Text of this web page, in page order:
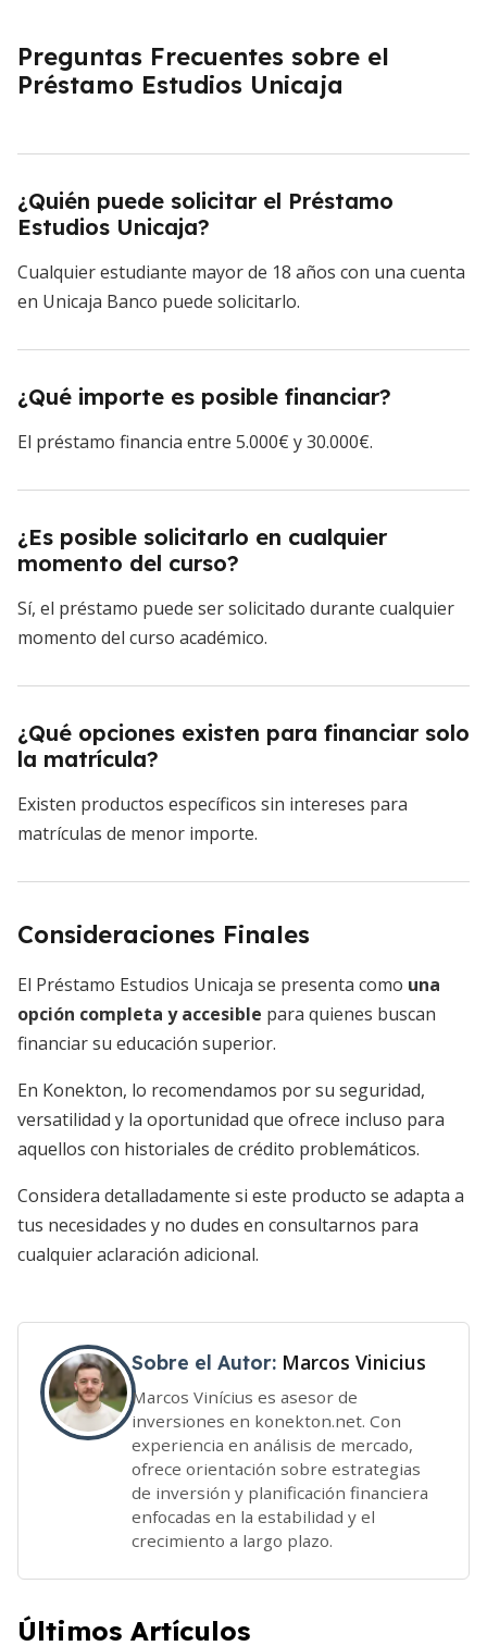
Preguntas Frecuentes sobre el
Préstamo Estudios Unicaja
¿Quién puede solicitar el Préstamo
Estudios Unicaja?
Cualquier estudiante mayor de 18 años con una cuenta
en Unicaja Banco puede solicitarlo.
¿Qué importe es posible financiar?
El préstamo financia entre 5.000€ y 30.000€.
¿Es posible solicitarlo en cualquier
momento del curso?
Sí, el préstamo puede ser solicitado durante cualquier
momento del curso académico.
¿Qué opciones existen para financiar solo
la matrícula?
Existen productos específicos sin intereses para
matrículas de menor importe.
Consideraciones Finales
El Préstamo Estudios Unicaja se presenta como una
opción completa y accesible para quienes buscan
financiar su educación superior.
En Konekton, lo recomendamos por su seguridad,
versatilidad y la oportunidad que ofrece incluso para
aquellos con historiales de crédito problemáticos.
Considera detalladamente si este producto se adapta a
tus necesidades y no dudes en consultarnos para
cualquier aclaración adicional.
Sobre el Autor: Marcos Vinicius
Marcos Vinícius es asesor de
inversiones en konekton.net. Con
experiencia en análisis de mercado,
ofrece orientación sobre estrategias
de inversión y planificación financiera
enfocadas en la estabilidad y el
crecimiento a largo plazo.
Últimos Artículos